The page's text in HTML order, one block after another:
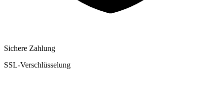
Sichere Zahlung
SSL-Verschlüsselung